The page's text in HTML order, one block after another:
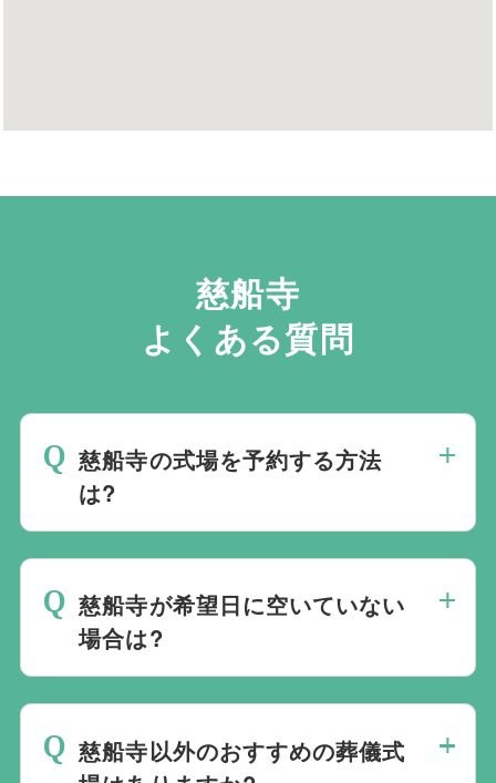
慈船寺
よくある質問
慈船寺の式場を予約する方法
は?
ご予約は葬儀社を通じたお手続きが必要で
す。万が一の際は、当社むすびすにご連絡
ください。式場のご予約はもちろん、ご搬
送・ご安置・ご葬儀・葬儀後の各種手続き
まで、すべて一貫してお手伝いいたしま
慈船寺が希望日に空いていない
場合は?
います。また、1都3県1220式場と提携し
慈船寺以外のおすすめの葬儀式